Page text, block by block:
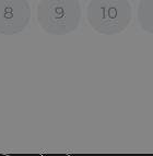
8 9 10